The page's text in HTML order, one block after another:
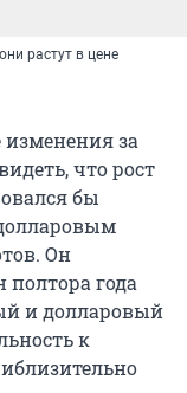
растут в цене
за
что рост
бы
Он
полтора года
и долларовый
к